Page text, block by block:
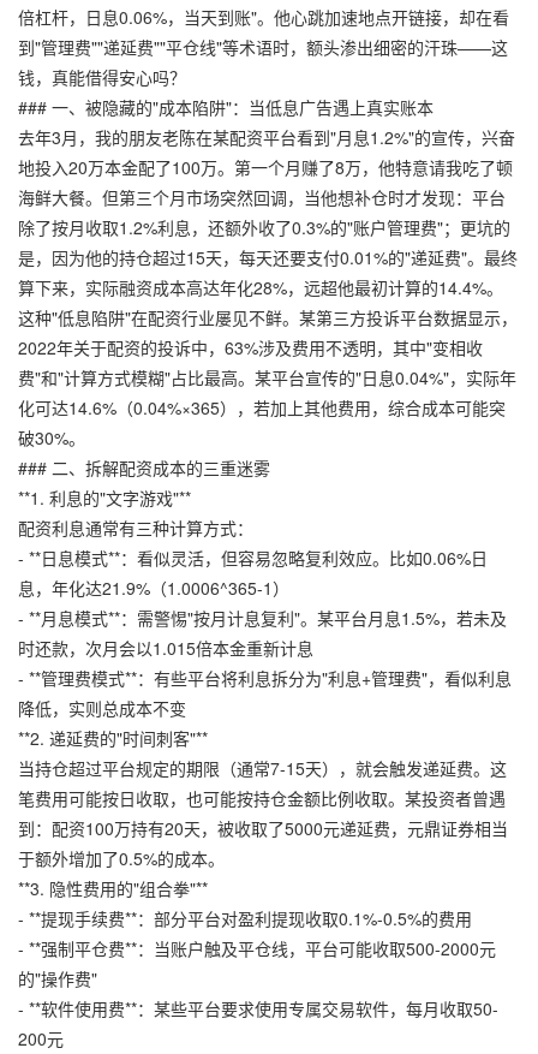
倍杠杆，日息0.06%，当天到账"。他心跳加速地点开链接，却在看
到"管理费""递延费""平仓线"等术语时，额头渗出细密的汗珠——这
钱，真能借得安心吗？
### 一、被隐藏的"成本陷阱"：当低息广告遇上真实账本
去年3月，我的朋友老陈在某配资平台看到"月息1.2%"的宣传，兴奋
地投入20万本金配了100万。第一个月赚了8万，他特意请我吃了顿
海鲜大餐。但第三个月市场突然回调，当他想补仓时才发现：平台
除了按月收取1.2%利息，还额外收了0.3%的"账户管理费"；更坑的
是，因为他的持仓超过15天，每天还要支付0.01%的"递延费"。最终
算下来，实际融资成本高达年化28%，远超他最初计算的14.4%。
这种"低息陷阱"在配资行业屡见不鲜。某第三方投诉平台数据显示，
2022年关于配资的投诉中，63%涉及费用不透明，其中"变相收
费"和"计算方式模糊"占比最高。某平台宣传的"日息0.04%"，实际年
化可达14.6%（0.04%×365），若加上其他费用，综合成本可能突
破30%。
### 二、拆解配资成本的三重迷雾
**1. 利息的"文字游戏"**
配资利息通常有三种计算方式：
- **日息模式**：看似灵活，但容易忽略复利效应。比如0.06%日
息，年化达21.9%（1.0006^365-1）
- **月息模式**：需警惕"按月计息复利"。某平台月息1.5%，若未及
时还款，次月会以1.015倍本金重新计息
- **管理费模式**：有些平台将利息拆分为"利息+管理费"，看似利息
降低，实则总成本不变
**2. 递延费的"时间刺客"**
当持仓超过平台规定的期限（通常7-15天），就会触发递延费。这
笔费用可能按日收取，也可能按持仓金额比例收取。某投资者曾遇
到：配资100万持有20天，被收取了5000元递延费， 元鼎证券相当
于额外增加了0.5%的成本。
**3. 隐性费用的"组合拳"**
- **提现手续费**：部分平台对盈利提现收取0.1%-0.5%的费用
- **强制平仓费**：当账户触及平仓线，平台可能收取500-2000元
的"操作费"
- **软件使用费**：某些平台要求使用专属交易软件，每月收取50-
200元